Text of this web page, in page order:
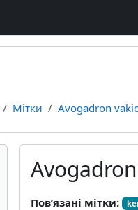
Мітки Avogadron
Пов’язані мітки: